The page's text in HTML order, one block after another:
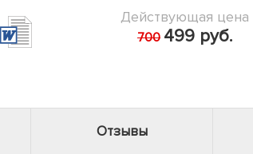
Действующая цена
700 499 руб.
Отзывы